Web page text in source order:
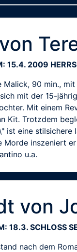
15.4. 2009
Malick, 90 min.,
mit der 15-
Mit einem
Kit. Trotzdem
ist eine
Morde inszeniert
u.a.
von
18.3. SCHLOSS
nach dem